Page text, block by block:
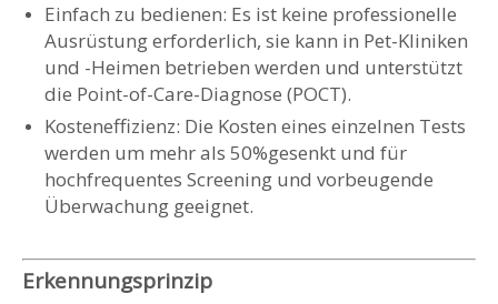
Einfach zu bedienen: Es ist keine professionelle
Ausrüstung erforderlich, sie kann in Pet-Kliniken
und -Heimen betrieben werden und unterstützt
die Point-of-Care-Diagnose (POCT).
Kosteneffizienz: Die Kosten eines einzelnen Tests
werden um mehr als 50%gesenkt und für
hochfrequentes Screening und vorbeugende
Überwachung geeignet.
Erkennungsprinzip